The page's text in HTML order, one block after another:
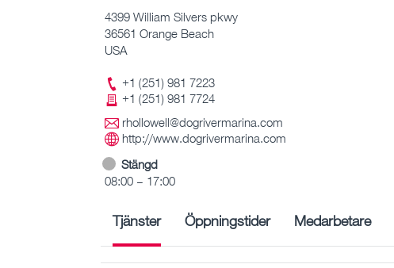
4399 William Silvers pkwy
36561 Orange Beach
USA
+1 (251) 981 7223
+1 (251) 981 7724
rhollowell@dogrivermarina.com
http://www.dogrivermarina.com
Stängd
08:00 – 17:00
Tjänster Öppningstider Medarbetare